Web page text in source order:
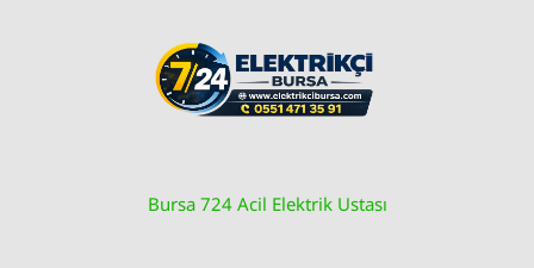
Bursa 724 Acil Elektrik Ustası